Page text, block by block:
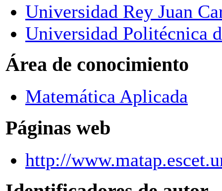
Universidad Rey Juan
Universidad Politécnica
Área de conocimiento
Matemática Aplicada
Páginas web
http://